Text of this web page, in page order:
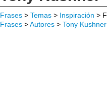
Frases > Temas > Inspiración >
Frases >Autores > Tony Kushner